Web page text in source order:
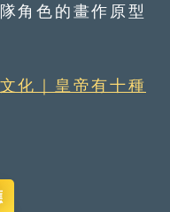
角色的畫作原型
化｜皇帝有十種